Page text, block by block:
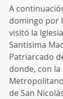
A
domingo por
visitó la
Santísima
Patriarcado
donde, con
de San